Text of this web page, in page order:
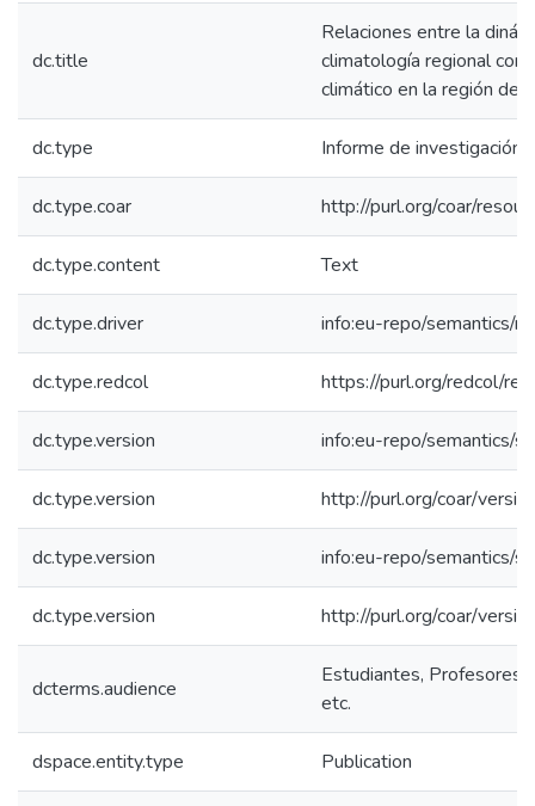
dc.title
Relaciones entre la
climatología regional
climático en la región de
dc.type Informe de investigación
dc.type.coar http://purl.org/coar/
dc.type.content Text
dc.type.driver info:eu-repo/semantics/
dc.type.redcol https://purl.org/redcol/
dc.type.version info:eu-repo/semantics/
dc.type.version http://purl.org/coar/
dc.type.version info:eu-repo/semantics/
dc.type.version http://purl.org/coar/
dcterms.audience
Estudiantes, Profesores,
etc.
dspace.entity.type Publication